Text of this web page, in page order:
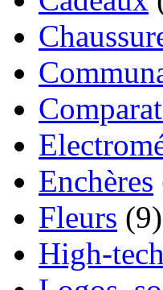
Enchères
Fleurs (9)
High-tech